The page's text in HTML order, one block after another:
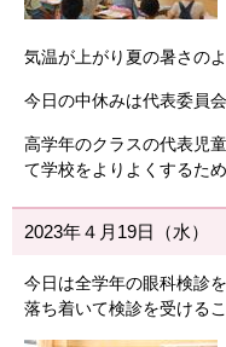
気温が上がり夏の暑さのよ
今日の中休みは代表委員
高学年のクラスの代表児
て学校をよりよくするた
2023年４月19日（水）
今日は全学年の眼科検診
落ち着いて検診を受ける